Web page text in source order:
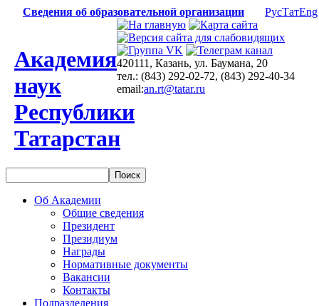
Сведения об образовательной организации РусТатEng
Академия
наук
Республики
Татарстан
420111, Казань, ул. Баумана, 20
тел.: (843) 292-02-72, (843) 292-40-34
email:an.rt@tatar.ru
Об Академии
Общие сведения
Президент
Президиум
Награды
Нормативные документы
Вакансии
Контакты
Подразделения